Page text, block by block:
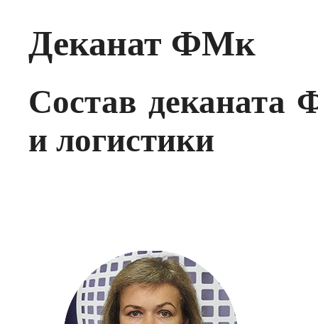
Деканат ФМк
Состав деканата
и логистики